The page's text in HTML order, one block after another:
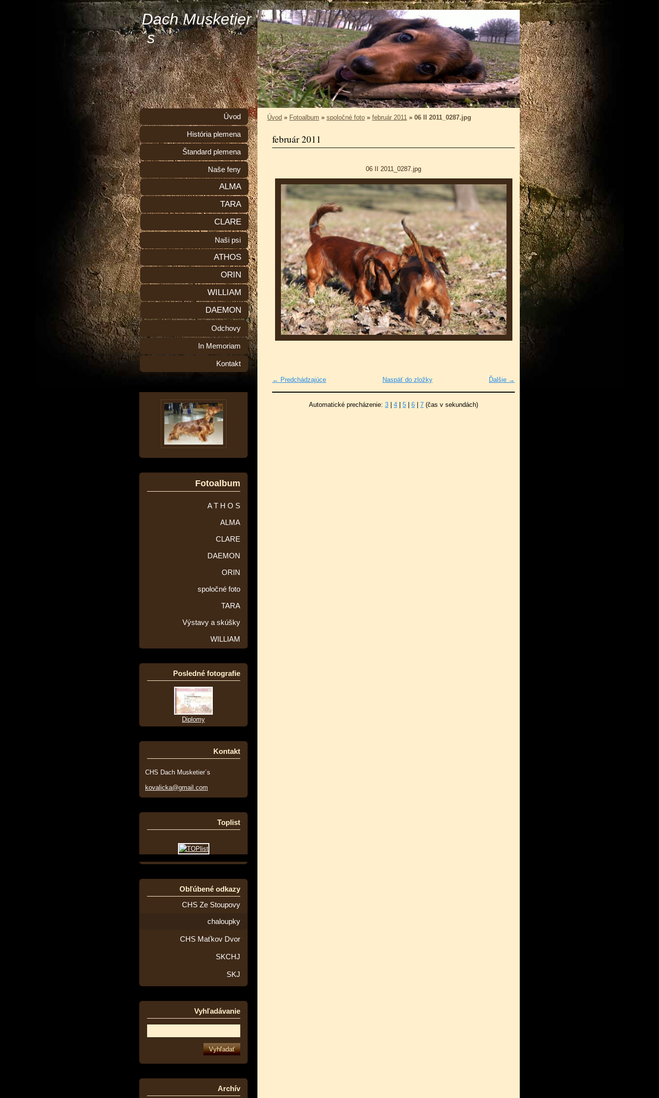
Dach Musketier
´s
Úvod » Fotoalbum » spoločné foto » február 2011 » 06 II 2011_0287.jpg
február 2011
06 II 2011_0287.jpg
← Predchádzajúce Ďalšie →
Naspäť do zložky
Automatické precházenie: 3 4 5 6 7 (čas v sekundách)
Úvod
História plemena
Štandard plemena
Naše feny
ALMA
TARA
CLARE
Naši psi
ATHOS
ORIN
WILLIAM
DAEMON
Odchovy
In Memoriam
Kontakt
Fotoalbum
A T H O S
ALMA
CLARE
DAEMON
ORIN
spoločné foto
TARA
Výstavy a skúšky
WILLIAM
Posledné fotografie
Diplomy
Kontakt
CHS Dach Musketier´s
kovalicka@gmail.com
Toplist
Obľúbené odkazy
CHS Ze Stoupovy
chaloupky
CHS Maťkov Dvor
SKCHJ
SKJ
Vyhľadávanie
Archív